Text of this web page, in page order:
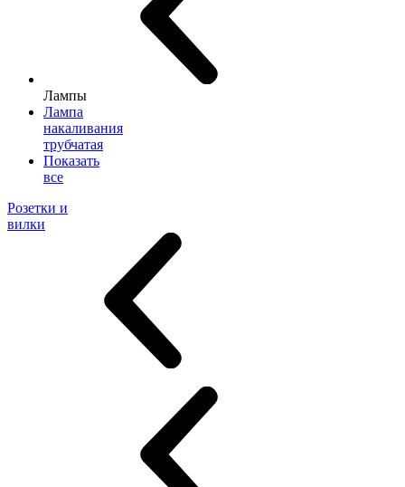
Лампы
Лампа
накаливания
трубчатая
Показать
все
Розетки и
вилки